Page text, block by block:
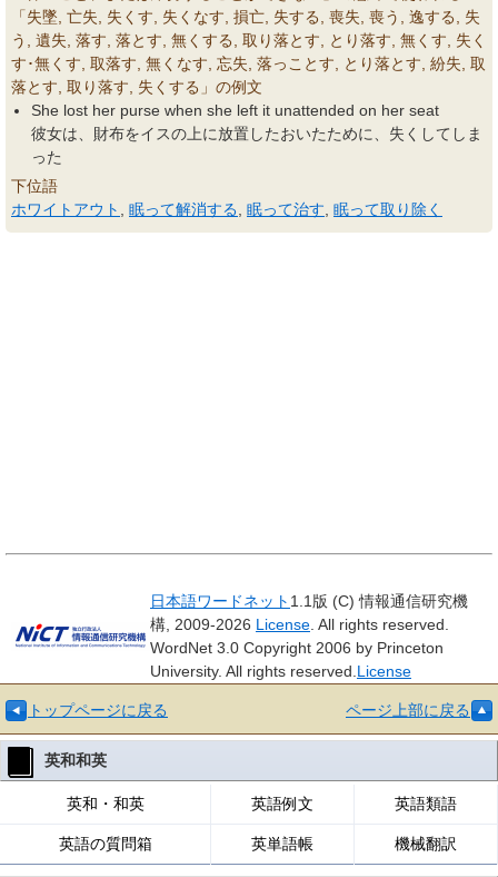
「失墜, 亡失, 失くす, 失くなす, 損亡, 失する, 喪失, 喪う, 逸する, 失
う, 遺失, 落す, 落とす, 無くする, 取り落とす, とり落す, 無くす, 失く
す･無くす, 取落す, 無くなす, 忘失, 落っことす, とり落とす, 紛失, 取
落とす, 取り落す, 失くする」の例文
She lost her purse when she left it unattended on her seat
彼女は、財布をイスの上に放置したおいたために、失くしてしま
った
下位語
ホワイトアウト
眠って解消する 眠って治す 眠って取り除く
日本語ワードネット 1.1版 (C) 情報通信研究機
構, 2009-2026 License . All rights reserved.
WordNet 3.0 Copyright 2006 by Princeton
University. All rights reserved. License
トップページに戻る ページ上部に戻る
英和和英
英和・和英 英語例文 英語類語
英語の質問箱 英単語帳 機械翻訳